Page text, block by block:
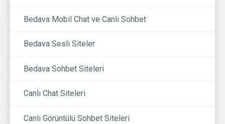
Bedava Mobil Chat ve Canlı Sohbet
Bedava Sesli Siteler
Bedava Sohbet Siteleri
Canlı Chat Siteleri
Canlı Görüntülü Sohbet Siteleri